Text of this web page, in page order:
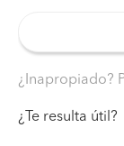
¿Inapropiado?
¿Te resulta útil?